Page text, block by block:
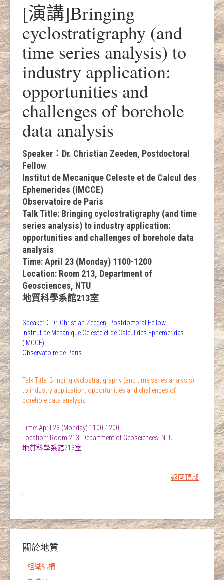
[演講]Bringing
cyclostratigraphy (and
time series analysis) to
industry application:
opportunities and
challenges of borehole
data analysis
Speaker：Dr. Christian Zeeden, Postdoctoral
Fellow
Institut de Mecanique Celeste et de Calcul des
Ephemerides (IMCCE)
Observatoire de Paris
Talk Title: Bringing cyclostratigraphy (and time
series analysis) to industry application:
opportunities and challenges of borehole data
analysis
Time: April 23 (Monday) 1100-1200
Location: Room 213, Department of
Geosciences, NTU
地質科學系館213室
Speaker：Dr. Christian Zeeden, Postdoctoral Fellow
Institut de Mecanique Celeste et de Calcul des Ephemerides
(IMCCE)
Observatoire de Paris
Talk Title: Bringing cyclostratigraphy (and time series analysis)
to industry application: opportunities and challenges of
borehole data analysis
Time: April 23 (Monday) 1100-1200
Location: Room 213, Department of Geosciences, NTU
地質科學系館213室
返回頂部
關於地質
組織結構